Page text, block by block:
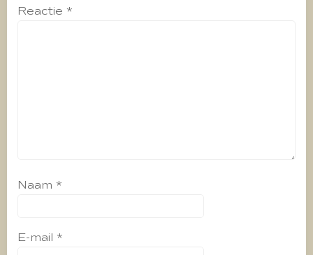
Reactie *
Naam *
E-mail *